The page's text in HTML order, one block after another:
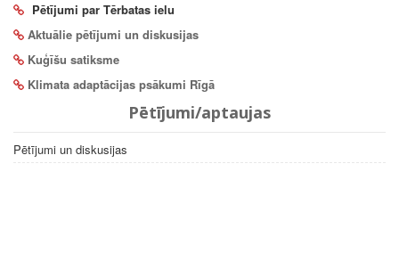
Pētījumi par Tērbatas ielu
Aktuālie pētījumi un diskusijas
Kuģīšu satiksme
Klimata adaptācijas psākumi Rīgā
Pētījumi/aptaujas
Pētījumi un diskusijas